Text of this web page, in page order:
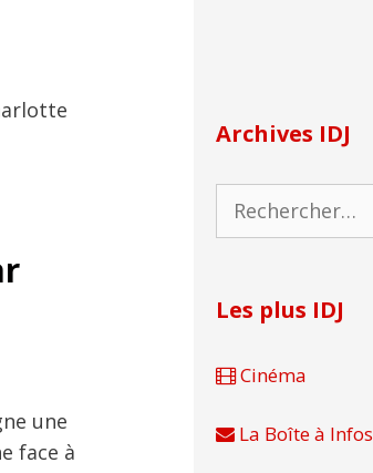
une
face à
Archives IDJ
Rechercher :
Les plus IDJ
Cinéma
La Boîte à Infos